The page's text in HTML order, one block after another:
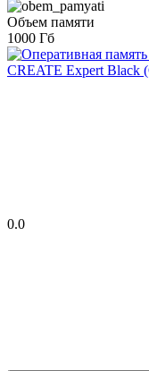
Объем памяти
1000 Гб
0.0